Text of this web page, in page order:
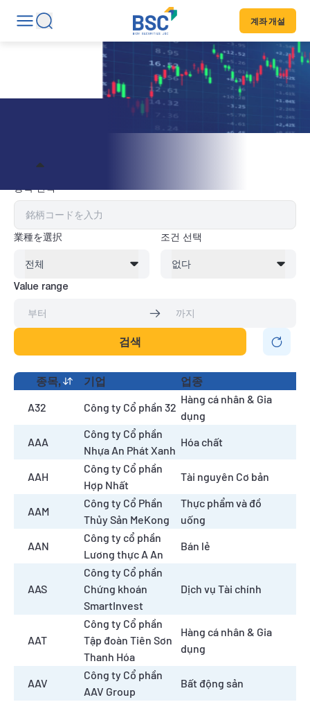
계좌 개설
종목 선택
業種を選択
전체
조건 선택
없다
Value range
검색
종목, 기업
업종
A32
Công ty Cổ phần 32
Hàng cá nhân & Gia
dụng
AAA
Công ty Cổ phần
Nhựa An Phát Xanh
Hóa chất
AAH
Công ty Cổ phần
Hợp Nhất
Tài nguyên Cơ bản
AAM
Công ty Cổ Phần
Thủy Sản MeKong
Thực phẩm và đồ
uống
AAN
Công ty cổ phần
Lương thực A An
Bán lẻ
AAS
Công ty Cổ phần
Chứng khoán
SmartInvest
Dịch vụ Tài chính
AAT
Công ty Cổ phần
Tập đoàn Tiên Sơn
Thanh Hóa
Hàng cá nhân & Gia
dụng
AAV
Công ty Cổ phần
AAV Group
Bất động sản